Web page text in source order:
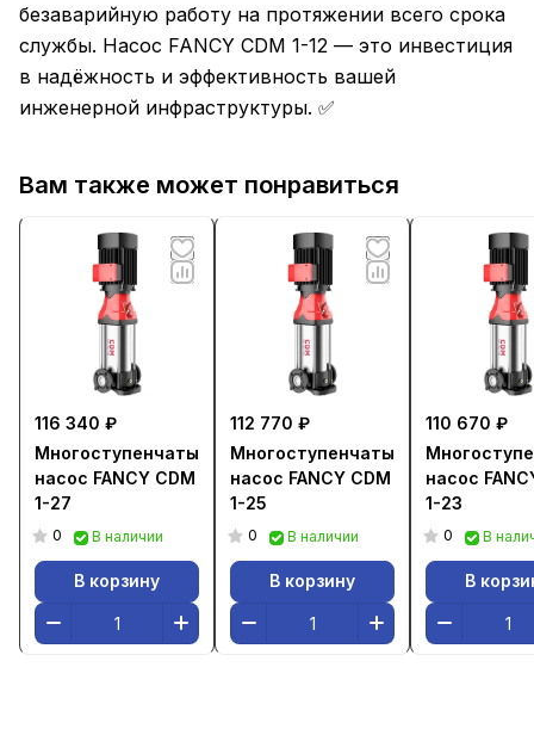
безаварийную работу на протяжении всего срока
службы. Насос FANCY CDM 1-12 — это инвестиция
в надёжность и эффективность вашей
инженерной инфраструктуры. ✅
Вам также может понравиться
116 340 ₽
Многоступенчатый
насос FANCY CDM
1-27
0 В наличии
В корзину
112 770 ₽
Многоступенчатый
насос FANCY CDM
1-25
0 В наличии
В корзину
110 670 ₽
насос
1-23
0 В
В